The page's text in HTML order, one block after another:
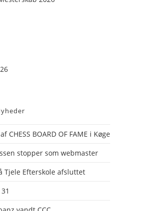
CHESS BOARD OF FAME i Køge
stopper som webmaster
Tjele Efterskole afsluttet